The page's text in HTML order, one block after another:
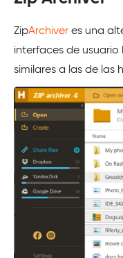
ZipArchiver es una
interfaces de usuario
similares a las de las